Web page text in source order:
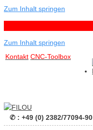
Zum Inhalt springen
Zum Inhalt springen
Kontakt CNC-Toolbox
✆ : +49 (0) 2382/77094-90